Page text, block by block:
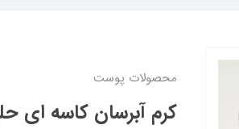
محصولات پوست
کرم آبرسان کاسه ای